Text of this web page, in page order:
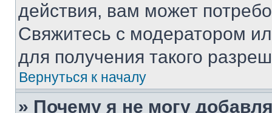
действия, вам может
Свяжитесь с модератором
для получения такого
Вернуться к началу
» Почему я не могу